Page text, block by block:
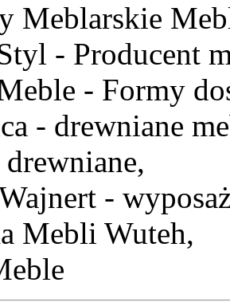
Meblarskie
- Producent
- Formy
- drewniane
drewniane,
-
Mebli Wuteh,